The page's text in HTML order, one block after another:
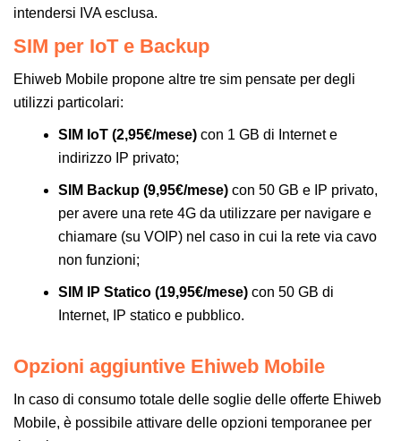
intendersi IVA esclusa.
SIM per IoT e Backup
Ehiweb Mobile propone altre tre sim pensate per degli
utilizzi particolari:
SIM IoT (2,95€/mese) con 1 GB di Internet e
indirizzo IP privato;
SIM Backup (9,95€/mese) con 50 GB e IP privato,
per avere una rete 4G da utilizzare per navigare e
chiamare (su VOIP) nel caso in cui la rete via cavo
non funzioni;
SIM IP Statico (19,95€/mese) con 50 GB di
Internet, IP statico e pubblico.
Opzioni aggiuntive Ehiweb Mobile
In caso di consumo totale delle soglie delle offerte Ehiweb
Mobile, è possibile attivare delle opzioni temporanee per